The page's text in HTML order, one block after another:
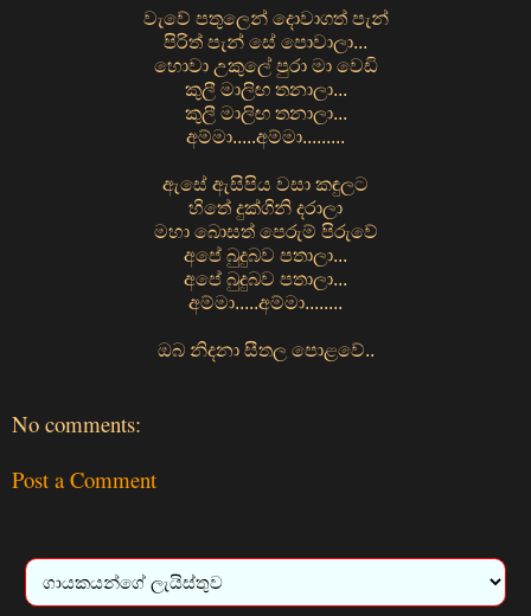
වැවේ පතුලෙන් දොවාගත් පැන්
පිරිත් පැන් සේ පොවාලා...
හොවා උකුලේ පුරා මා වෙඩි
කුලී මාලිඟ තනාලා...
කුලී මාලිඟ තනාලා...
අම්මා.....අම්මා.........
ඇසේ ඇසිපිය වසා කඳුලට
හිතේ දුක්ගිනි දරාලා
මහා බොසත් පෙරුම් පිරුවේ
අපේ බුදුබව පතාලා...
අපේ බුදුබව පතාලා...
අම්මා.....අම්මා........
ඔබ නිදනා සීතල පොළවේ..
No comments:
Post a Comment